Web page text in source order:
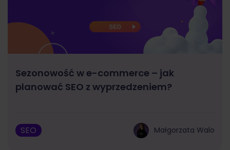
Sezonowość w e-commerce – jak
planować SEO z wyprzedzeniem?
SEO Małgorzata Walo